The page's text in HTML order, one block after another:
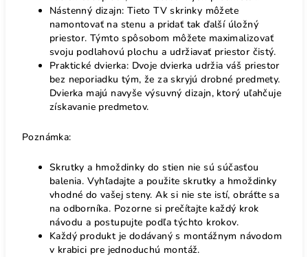
Nástenný dizajn: Tieto TV skrinky môžete
namontovať na stenu a pridať tak ďalší úložný
priestor. Týmto spôsobom môžete maximalizovať
svoju podlahovú plochu a udržiavať priestor čistý.
Praktické dvierka: Dvoje dvierka udržia váš priestor
bez neporiadku tým, že za skryjú drobné predmety.
Dvierka majú navyše výsuvný dizajn, ktorý uľahčuje
získavanie predmetov.
Poznámka:
Skrutky a hmoždinky do stien nie sú súčasťou
balenia. Vyhľadajte a použite skrutky a hmoždinky
vhodné do vašej steny. Ak si nie ste istí, obráťte sa
na odborníka. Pozorne si prečítajte každý krok
návodu a postupujte podľa týchto krokov.
Každý produkt je dodávaný s montážnym návodom
v krabici pre jednoduchú montáž.